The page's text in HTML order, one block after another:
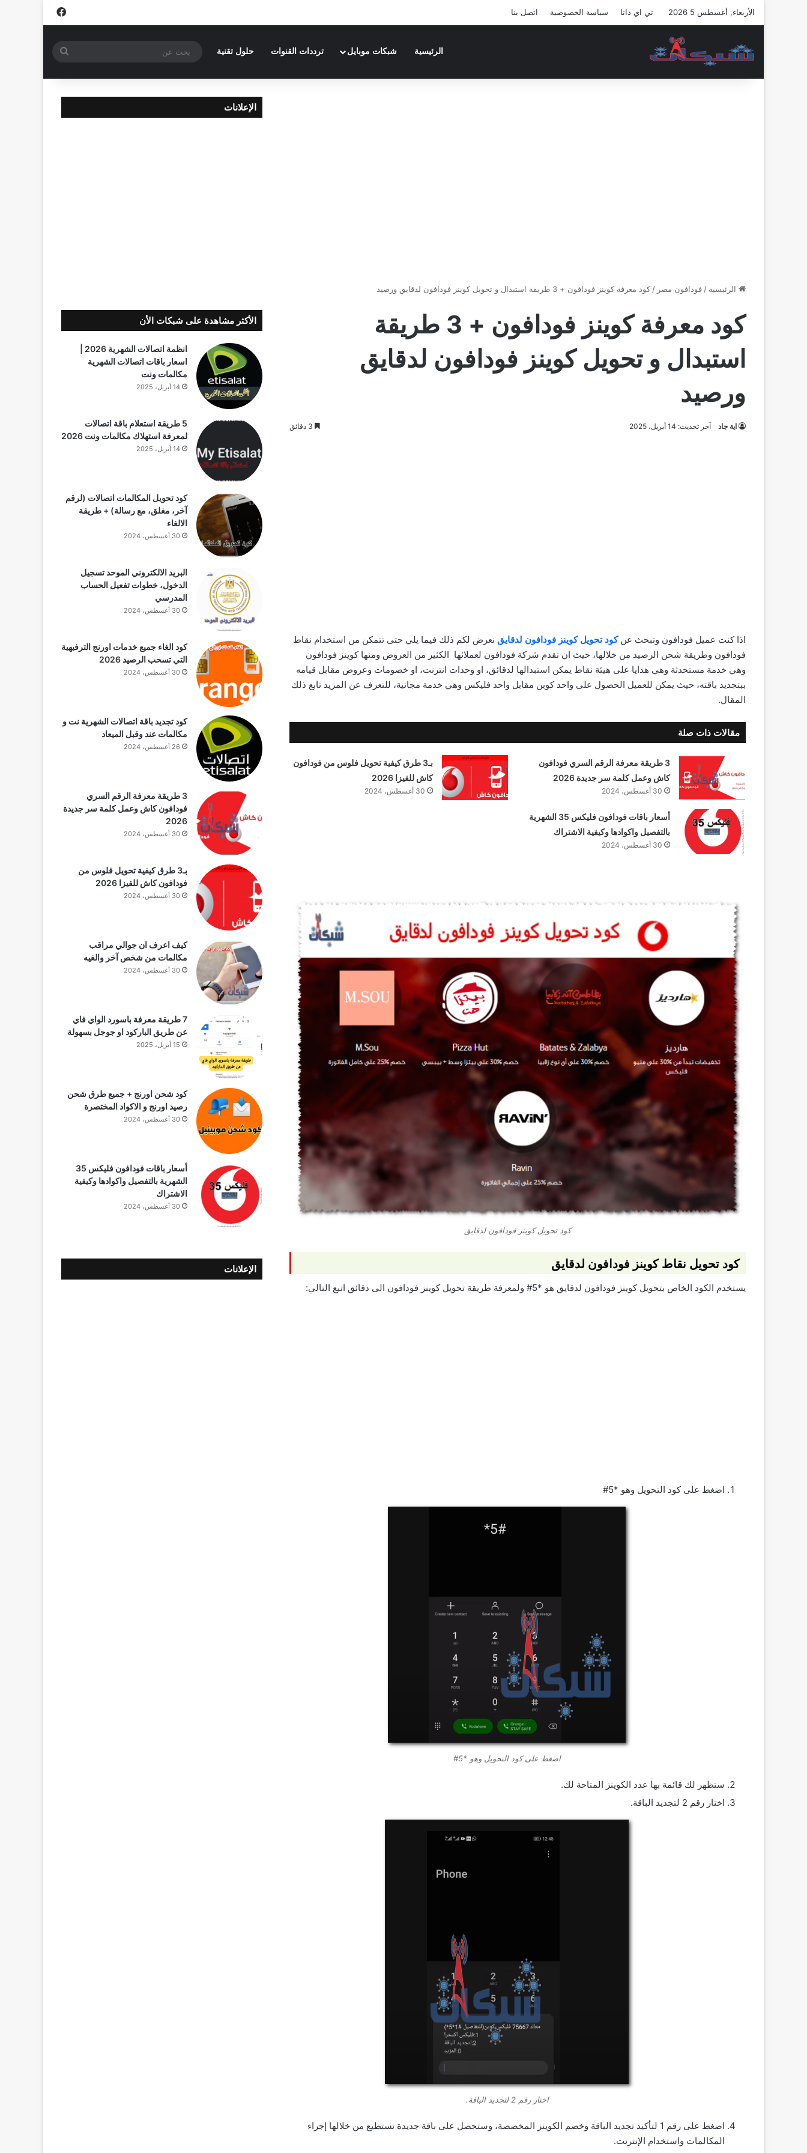
الأربعاء, أغسطس 5 2026 تي اي داتا سياسة الخصوصية اتصل بنا فيسبوك
الرئيسية شبكات موبايل ترددات القنوات حلول تقنية
بحث
الرئيسية / فودافون مصر / كود معرفة كوينز فودافون + 3 طريقة استبدال و تحويل كوينز فودافون لدقايق ورصيد
كود معرفة كوينز فودافون + 3 طريقة
استبدال و تحويل كوينز فودافون لدقايق
ورصيد
اية جاد آخر تحديث: 14 أبريل، 2025
اذا كنت عميل فودافون وتبحث عنكود تحويل كوينز فودافون لدقايق نعرض لكم ذلك فيما يلي حتى تتمكن من استخدام نقاط
فودافون وطريقة شحن الرصيد من خلالها، حيث ان تقدم شركة فودافون لعملائها الكثير من العروض ومنها كوينز فودافون
وهي خدمة مستحدثة وهي هدايا على هيئة نقاط يمكن استبدالها لدقائق، او وحدات انترنت، او خصومات وعروض مقابل قيامه
ببتجديد باقته، حيث يمكن للعميل الحصول على واحد كوبن مقابل واحد فليكس وهي خدمة مجانية، للتعرف عن المزيد تابع ذلك
المقال.
مقالات ذات صلة
3 طريقة معرفة الرقم السري فودافون
كاش وعمل كلمة سر جديدة 2026
30 أغسطس، 2024
بـ3 طرق كيفية تحويل فلوس من فودافون
كاش للفيزا 2026
30 أغسطس، 2024
أسعار باقات فودافون فلیکس 35 الشهرية
بالتفصيل واكوادها وكيفية الاشتراك
30 أغسطس، 2024
كود تحويل كوينز فودافون لدقايق
كود تحويل نقاط كوينز فودافون لدقايق
يستخدم الكود الخاص بتحويل كوينز فودافون لدقايق هو *5# ولمعرفة طريقة تحويل كوينز فودافون الى دقائق اتبع التالي:
اضغط على كود التحويل وهو *5#
اضغط على كود التحويل وهو *5#
ستظهر لك قائمة بها عدد الكوينز المتاحة لك.
اختار رقم 2 لتجديد الباقة.
اختار رقم 2 لتجديد الباقة.
اضغط على رقم 1 لتأكيد تجديد الباقة وخصم الكوينز المخصصة، وستحصل على باقة جديدة تستطيع من خلالها إجراء
المكالمات واستخدام الإنترنت.
الإعلانات
الأكثر مشاهدة على شبكات الأن
اسعار باقات اتصالات الشهرية
مكالمات ونت
14 أبريل، 2025
5 طريقة استعلام باقة اتصالات
لمعرفة استهلاك مكالمات ونت 2026
14 أبريل، 2025
كود تحويل المكالمات اتصالات (لرقم
آخر، مغلق، مع رسالة) + طريقة
الالغاء
30 أغسطس، 2024
البريد الالكتروني الموحد تسجيل
الدخول، خطوات تفعيل الحساب
المدرسي
30 أغسطس، 2024
كود الغاء جميع خدمات اورنج الترفيهية
التي تسحب الرصيد 2026
30 أغسطس، 2024
كود تجديد باقة اتصالات الشهرية نت و
مكالمات عند وقبل الميعاد
26 أغسطس، 2024
3 طريقة معرفة الرقم السري
فودافون كاش وعمل كلمة سر جديدة
2026
30 أغسطس، 2024
بـ3 طرق كيفية تحويل فلوس من
فودافون كاش للفيزا 2026
30 أغسطس، 2024
كيف اعرف ان جوالي مراقب
مكالمات من شخص آخر والغيه
30 أغسطس، 2024
7 طريقة معرفة باسورد الواي فاي
عن طريق الباركود او جوجل بسهولة
15 أبريل، 2025
كود شحن اورنج + جميع طرق شحن
رصيد اورنج و الاكواد المختصرة
30 أغسطس، 2024
أسعار باقات فودافون فلیکس 35
الشهرية بالتفصيل واكوادها وكيفية
الاشتراك
30 أغسطس، 2024
الإعلانات